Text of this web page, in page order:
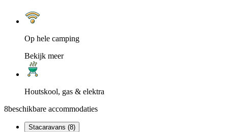
Op hele camping
Bekijk meer
Houtskool, gas & elektra
8beschikbare accommodaties
Stacaravans (8)